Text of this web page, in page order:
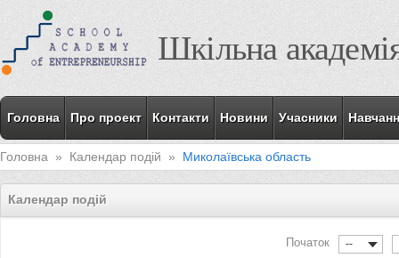
Шкільна
Головна Про проект Контакти Новини Учасники
Головна » Календар подій » Миколаївська область
Календар подій
Початок --